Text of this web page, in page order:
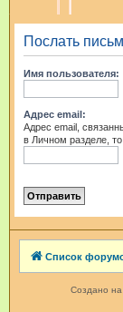
Послать
Имя пользователя:
Адрес email:
Адрес email,
в Личном разделе,
Список
Создано на